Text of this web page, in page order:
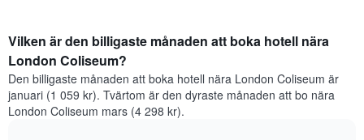
Vilken är den billigaste månaden att boka hotell nära
London Coliseum?
Den billigaste månaden att boka hotell nära London Coliseum är
januari (1 059 kr). Tvärtom är den dyraste månaden att bo nära
London Coliseum mars (4 298 kr).